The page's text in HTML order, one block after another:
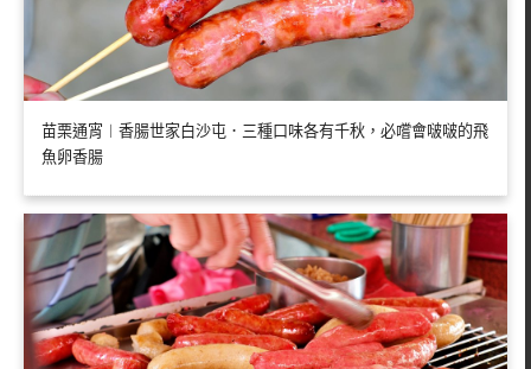
苗栗通宵︱香腸世家白沙屯．三種口味各有千秋，必嚐會啵啵的飛
魚卵香腸